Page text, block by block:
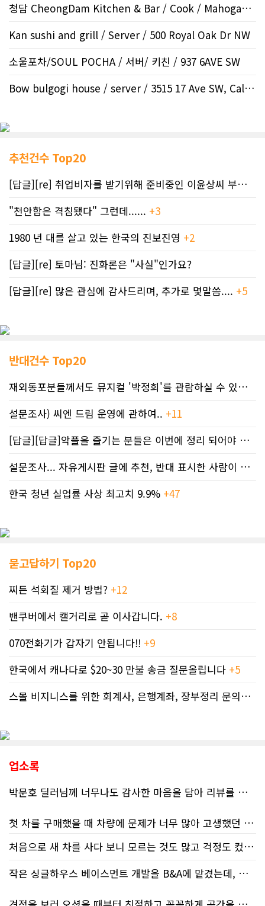
청담 CheongDam Kitchen & Bar / Cook / Mahogany SE
Kan sushi and grill / Server / 500 Royal Oak Dr NW
소울포차/SOUL POCHA / 서버/ 키친 / 937 6AVE SW
Bow bulgogi house / server / 3515 17 Ave SW, Calgar..
추천건수 Top20
[답글][re] 취업비자를 받기위해 준비중인 이윤상씨 부부께 드리는 편지
"천안함은 격침됐다" 그런데...... +3
1980 년 대를 살고 있는 한국의 진보진영 +2
[답글][re] 토마님: 진화론은 "사실"인가요?
[답글][re] 많은 관심에 감사드리며, 추가로 몇말씀.... +5
반대건수 Top20
재외동포분들께서도 뮤지컬 '박정희'를 관람하실 수 있도록 노력하겠습니..
설문조사) 씨엔 드림 운영에 관하여.. +11
[답글][답글]악플을 즐기는 분들은 이번에 정리 되어야 합니다.
설문조사... 자유게시판 글에 추천, 반대 표시한 사람이 누구인지 명단..
한국 청년 실업률 사상 최고치 9.9% +47
묻고답하기 Top20
찌든 석회질 제거 방법? +12
밴쿠버에서 캘거리로 곧 이사갑니다. +8
070전화기가 갑자기 안됩니다!! +9
한국에서 캐나다로 $20~30 만불 송금 질문올립니다 +5
스몰 비지니스를 위한 회계사, 은행계좌, 장부정리 문의드립니다.
업소록
박문호 딜러님께 너무나도 감사한 마음을 담아 리뷰를 남깁니다.
첫 차를 구매했을 때 차량에 문제가 너무 많아 고생했던 경험이 있어서, 이번에는 정말 신중하게 고민하고 꼼꼼하게 알아본 후 차를 구매하고 싶었습니다. 그러던 중 사우스포인트의 박문호 딜러님을 만나면서 그동안의 고민이 모두 해결되었습니다.
처음 차량을 선택하는 과정부터 저에게 맞는 차량을 추천해 주셨고, 그 차량의 장단점과 다양한 기능까지 하나하나 자세하게 설명해 주셔서 큰 도움이 되었습니다. 원래는 새 차를 받기까지 4~5개월 정도 기다려야 한다고 들었는데, 딜러님의 노력 덕분에 한 달 만에 차량을 받을 수 있었습니다.
차량을 인수하는 날에도 시간이 오래 걸렸음에도 불구하고 모든 기능을 하나씩 직접 설명해 주시고, 앞으로 차량을 관리하면서 꼭 확인해야 할 부분과 유용한 팁까지 꼼꼼하게 알려주셨습니다. 차에 대해 잘 모르는 저에게는 정말 큰 도움이 되었습니다.
처음으로 새 차를 사다 보니 모르는 것도 많고 걱정도 컸는데 박문호 딜러님 덕분에 전 과정이 너무나 편안하고 만족스러웠습니다! 상담하는 내내 꼼꼼하게 설명해 주신 것은 물론, 복잡한 서류 절차와 차량 옵션 체크까지 세심하게 챙겨주셔서 마음이 정말 든든했습니다. 차량 출고 날에도 긴 시간 할애해 가며 기능을 친절하게 하나하나 설명해 주셔서 큰 도움이 되었는데요, 특히 정비사 출신이셔서 그런지 디테일한 부분까지 전문적으로 말씀해 주셔서 신뢰가 팍팍 갔습니다 ?? 다른분 리뷰에도 있지만 마지막에 "진짜 서비스는 이제부터 시작"이라는 진심어린 말씀에는 깊은 감동을 받았습니다. 앞으로 주변에 차 구매하려는 분이 있다면 무조건 박문호 딜러님 강력 추천입니다! 신경 써주셔서 진심으로 감사드리며, 늘 건강하시고 번창하시길 바랍니다 :)
작은 싱글하우스 베이스먼트 개발을 B&A에 맡겼는데, 처음부터 끝까지 정말 만족스러운 경험이었습니다.